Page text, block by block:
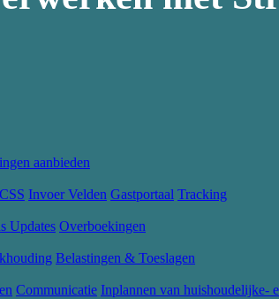
aanbieden
Invoer Velden Gastportaal Tracking
Updates Overboekingen
Belastingen & Toeslagen
Communicatie Inplannen van huishoudelijke-